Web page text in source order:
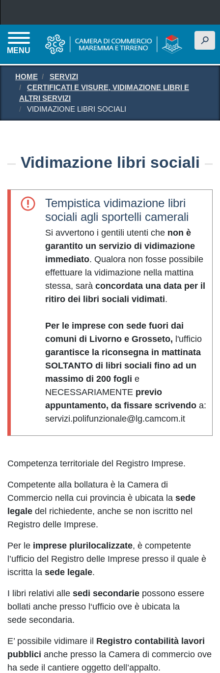
MENU
h
HOME
SERVIZI
CERTIFICATI E VISURE, VIDIMAZIONE LIBRI E
ALTRI SERVIZI
VIDIMAZIONE LIBRI SOCIALI
Vidimazione libri sociali
Tempistica vidimazione libri
sociali agli sportelli camerali
Si avvertono i gentili utenti che non è
garantito un servizio di vidimazione
immediato. Qualora non fosse possibile
effettuare la vidimazione nella mattina
stessa, sarà concordata una data per il
ritiro dei libri sociali vidimati.
Per le imprese con sede fuori dai
comuni di Livorno e Grosseto, l'ufficio
garantisce la riconsegna in mattinata
SOLTANTO di libri sociali fino ad un
massimo di 200 fogli e
NECESSARIAMENTE previo
appuntamento, da fissare scrivendo a:
servizi.polifunzionale@lg.camcom.it
Competenza territoriale del Registro Imprese.
Competente alla bollatura è la Camera di
Commercio nella cui provincia è ubicata la sede
legale del richiedente, anche se non iscritto nel
Registro delle Imprese.
Per le imprese plurilocalizzate, è competente
l’ufficio del Registro delle Imprese presso il quale è
iscritta la sede legale.
I libri relativi alle sedi secondarie possono essere
bollati anche presso l‘ufficio ove è ubicata la
sede secondaria.
E’ possibile vidimare il Registro contabilità lavori
pubblici anche presso la Camera di commercio ove
ha sede il cantiere oggetto dell’appalto.